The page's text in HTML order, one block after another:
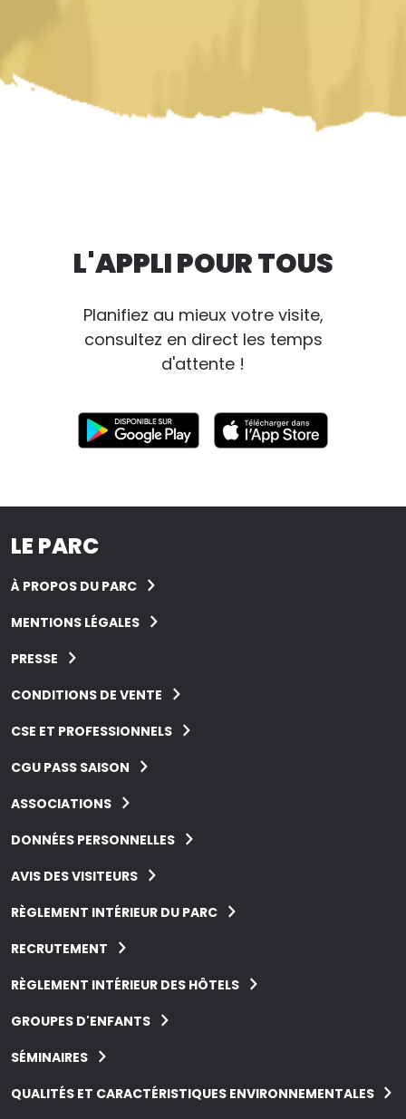
L'APPLI POUR TOUS
Planifiez au mieux votre visite,
consultez en direct les temps
d'attente !
LE PARC
À PROPOS DU PARC
MENTIONS LÉGALES
PRESSE
CONDITIONS DE VENTE
CSE ET PROFESSIONNELS
CGU PASS SAISON
ASSOCIATIONS
DONNÉES PERSONNELLES
AVIS DES VISITEURS
RÈGLEMENT INTÉRIEUR DU PARC
RECRUTEMENT
RÈGLEMENT INTÉRIEUR DES HÔTELS
GROUPES D'ENFANTS
SÉMINAIRES
QUALITÉS ET CARACTÉRISTIQUES ENVIRONNEMENTALES